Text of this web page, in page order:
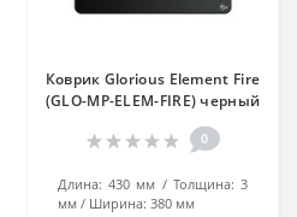
Коврик Glorious Element Fire
(GLO-MP-ELEM-FIRE) черный
0
Длина: 430 мм Толщина: 3
мм
Ширина: 380 мм